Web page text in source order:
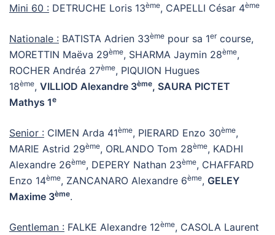
Mini 60 : DETRUCHE Loris 13ème, CAPELLI César 4ème
Nationale : BATISTA Adrien 33ème pour sa 1ercourse,
MORETTIN Maëva 29ème, SHARMA Jaymin 28ème,
ROCHER Andréa 27ème, PIQUION Hugues
18ème, VILLIOD Alexandre 3ème, SAURA PICTET
Mathys 1e
Senior : CIMEN Arda 41ème, PIERARD Enzo 30ème,
MARIE Astrid 29ème, ORLANDO Tom 28ème, KADHI
Alexandre 26ème, DEPERY Nathan 23ème, CHAFFARD
Enzo 14ème, ZANCANARO Alexandre 6ème, GELEY
Maxime 3ème.
Gentleman : FALKE Alexandre 12ème, CASOLA Laurent